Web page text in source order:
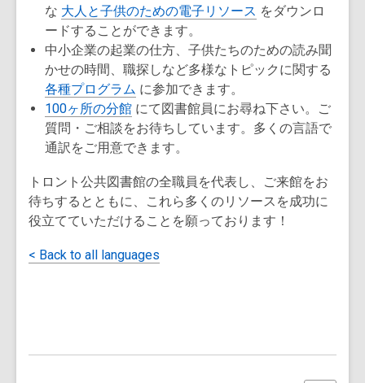
な 大人と子供のための電子リソース をダウンロ
ードすることができます。
中小企業の起業の仕方、子供たちのための読み聞
かせの時間、職探しなど多様なトピックに関する
各種プログラム に参加できます。
100ヶ所の分館 にて図書館員にお尋ね下さい。ご
質問・ご相談をお待ちしています。多くの言語で
通訳をご用意できます。
トロント公共図書館の全職員を代表し、ご来館をお
待ちするとともに、これら多くのリソースを成功に
役立てていただけることを願っております！
< Back to all languages